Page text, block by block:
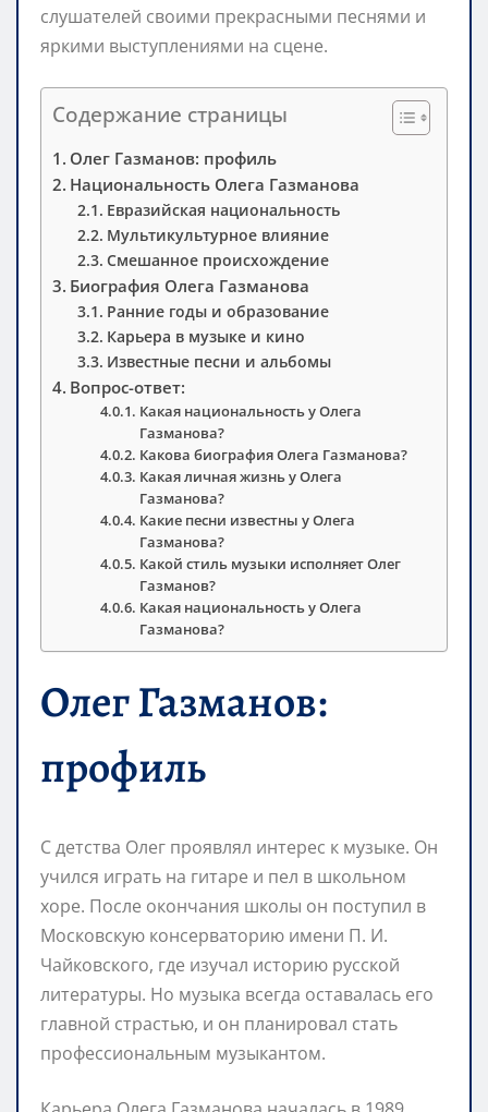
слушателей своими прекрасными песнями и
яркими выступлениями на сцене.
Содержание страницы
Олег Газманов: профиль
Национальность Олега Газманова
Евразийская национальность
Мультикультурное влияние
Смешанное происхождение
Биография Олега Газманова
Ранние годы и образование
Карьера в музыке и кино
Известные песни и альбомы
Вопрос-ответ:
Какая национальность у Олега
Газманова?
Какова биография Олега Газманова?
Какая личная жизнь у Олега
Газманова?
Какие песни известны у Олега
Газманова?
Какой стиль музыки исполняет Олег
Газманов?
Какая национальность у Олега
Газманова?
Олег Газманов:
профиль
С детства Олег проявлял интерес к музыке. Он
учился играть на гитаре и пел в школьном
хоре. После окончания школы он поступил в
Московскую консерваторию имени П. И.
Чайковского, где изучал историю русской
литературы. Но музыка всегда оставалась его
главной страстью, и он планировал стать
профессиональным музыкантом.